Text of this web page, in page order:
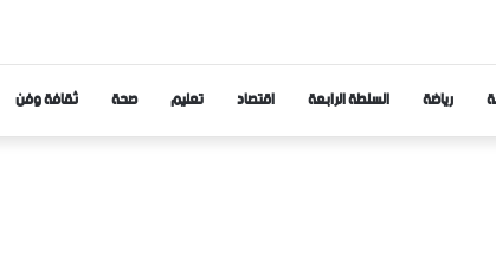
رياضة السلطة الرابعة اقتصاد تعليم صحة ثقافة وفن